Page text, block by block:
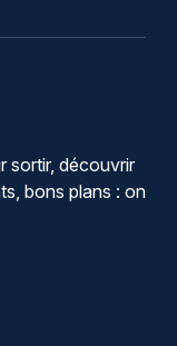
sortir, découvrir
bons plans : on